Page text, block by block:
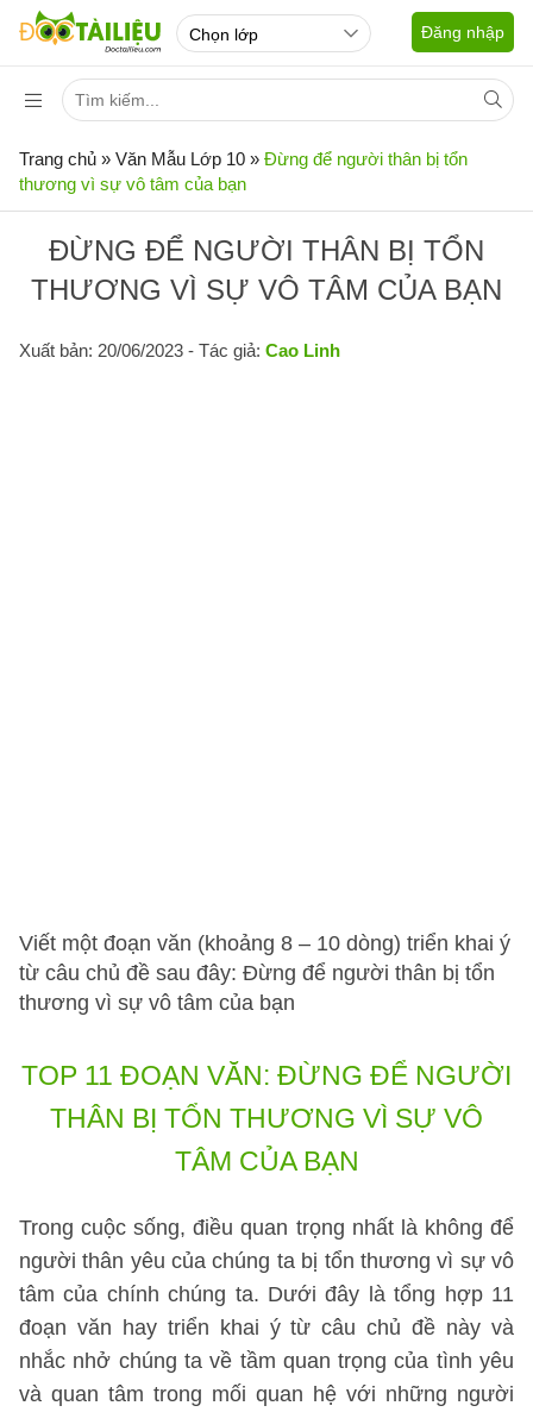
Đăng nhập
Trang chủ » Văn Mẫu Lớp 10 » Đừng để người thân bị tổn
thương vì sự vô tâm của bạn
ĐỪNG ĐỂ NGƯỜI THÂN BỊ TỔN
THƯƠNG VÌ SỰ VÔ TÂM CỦA BẠN
Xuất bản: 20/06/2023 - Tác giả: Cao Linh
Viết một đoạn văn (khoảng 8 – 10 dòng) triển khai ý
từ câu chủ đề sau đây: Đừng để người thân bị tổn
thương vì sự vô tâm của bạn
TOP 11 ĐOẠN VĂN: ĐỪNG ĐỂ NGƯỜI
THÂN BỊ TỔN THƯƠNG VÌ SỰ VÔ
TÂM CỦA BẠN
Trong cuộc sống, điều quan trọng nhất là không để
người thân yêu của chúng ta bị tổn thương vì sự vô
tâm của chính chúng ta. Dưới đây là tổng hợp 11
đoạn văn hay triển khai ý từ câu chủ đề này và
nhắc nhở chúng ta về tầm quan trọng của tình yêu
và quan tâm trong mối quan hệ với những người